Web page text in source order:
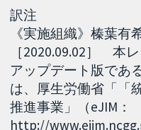
訳注
《実施組織》榛葉
［2020.09.02］ 本
アップデート版であ
は、厚生労働省「「
推進事業」（eJIM：
http://